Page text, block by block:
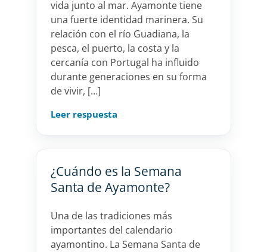
vida junto al mar. Ayamonte tiene
una fuerte identidad marinera. Su
relación con el río Guadiana, la
pesca, el puerto, la costa y la
cercanía con Portugal ha influido
durante generaciones en su forma
de vivir, […]
Leer respuesta
¿Cuándo es la Semana
Santa de Ayamonte?
Una de las tradiciones más
importantes del calendario
ayamontino. La Semana Santa de